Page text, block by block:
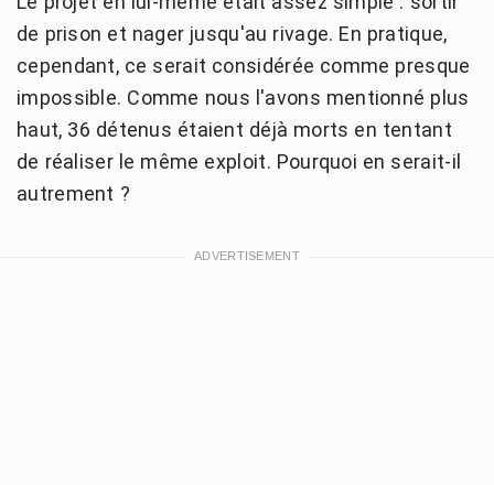
de prison et nager jusqu'au rivage. En pratique,
cependant, ce serait considérée comme presque
impossible. Comme nous l'avons mentionné plus
haut, 36 détenus étaient déjà morts en tentant
de réaliser le même exploit. Pourquoi en serait-il
autrement ?